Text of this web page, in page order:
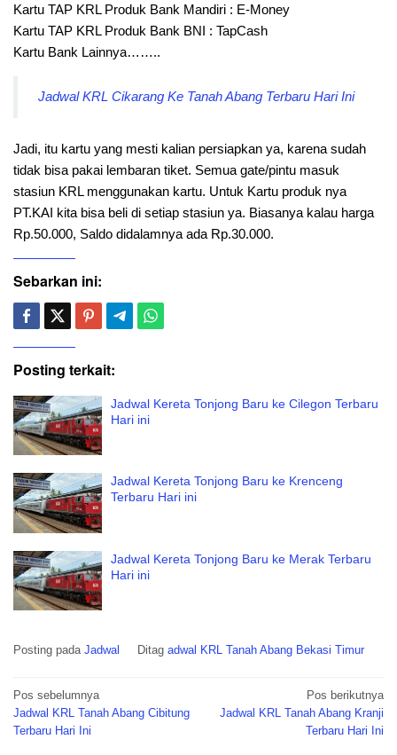
Kartu TAP KRL Produk Bank Mandiri : E-Money
Kartu TAP KRL Produk Bank BNI : TapCash
Kartu Bank Lainnya……..
Jadwal KRL Cikarang Ke Tanah Abang Terbaru Hari Ini
Jadi, itu kartu yang mesti kalian persiapkan ya, karena sudah
tidak bisa pakai lembaran tiket. Semua gate/pintu masuk
stasiun KRL menggunakan kartu. Untuk Kartu produk nya
PT.KAI kita bisa beli di setiap stasiun ya. Biasanya kalau harga
Rp.50.000, Saldo didalamnya ada Rp.30.000.
Sebarkan ini:
Posting terkait:
Jadwal Kereta Tonjong Baru ke Cilegon Terbaru
Hari ini
Jadwal Kereta Tonjong Baru ke Krenceng
Terbaru Hari ini
Jadwal Kereta Tonjong Baru ke Merak Terbaru
Hari ini
Posting pada Jadwal Ditag adwal KRL Tanah Abang Bekasi Timur
Navigasi
pos
Pos sebelumnya
Jadwal KRL Tanah Abang Cibitung
Terbaru Hari Ini
Pos berikutnya
Jadwal KRL Tanah Abang Kranji
Terbaru Hari Ini